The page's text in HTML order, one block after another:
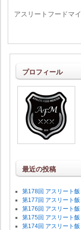
アスリートフードマ
プロフィール
最近の投稿
第178回 アスリート
第177回 アスリート
第176回 アスリート
第175回 アスリート
第174回 アスリート